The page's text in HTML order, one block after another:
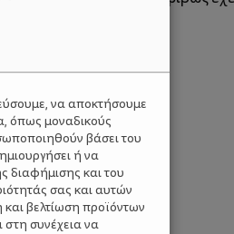
να αποκτήσουμε
όπως μοναδικούς
βάσει του
ή να
διαφήμισης και του
σας και αυτών
βελτίωση προϊόντων
συνέχεια να